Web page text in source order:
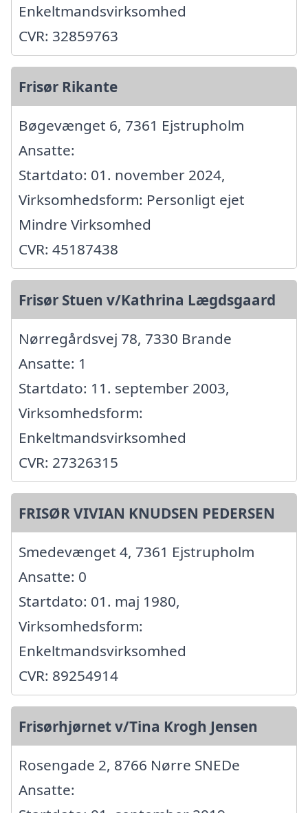
Enkeltmandsvirksomhed
CVR: 32859763
Frisør Rikante
Bøgevænget 6, 7361 Ejstrupholm
Ansatte:
Startdato: 01. november 2024,
Virksomhedsform: Personligt ejet
Mindre Virksomhed
CVR: 45187438
Frisør Stuen v/Kathrina Lægdsgaard
Nørregårdsvej 78, 7330 Brande
Ansatte: 1
Startdato: 11. september 2003,
Virksomhedsform:
Enkeltmandsvirksomhed
CVR: 27326315
FRISØR VIVIAN KNUDSEN PEDERSEN
Smedevænget 4, 7361 Ejstrupholm
Ansatte: 0
Startdato: 01. maj 1980,
Virksomhedsform:
Enkeltmandsvirksomhed
CVR: 89254914
Frisørhjørnet v/Tina Krogh Jensen
Rosengade 2, 8766 Nørre SNEDe
Ansatte: